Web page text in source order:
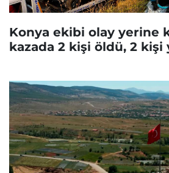
Konya ekibi olay yerine
kazada 2 kişi öldü, 2 kişi